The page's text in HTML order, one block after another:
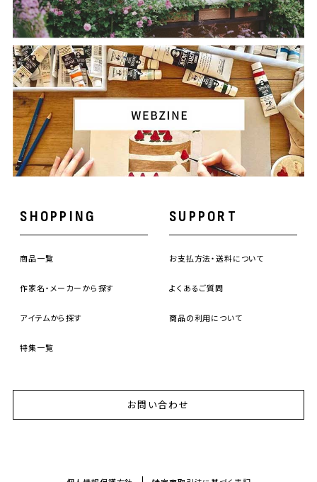
SHOPPING
商品一覧
作家名・メーカーから探す
アイテムから探す
特集一覧
SUPPORT
お支払方法・送料について
よくあるご質問
商品の利用について
お問い合わせ